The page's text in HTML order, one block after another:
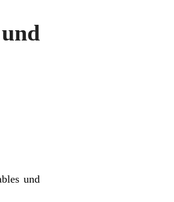
und